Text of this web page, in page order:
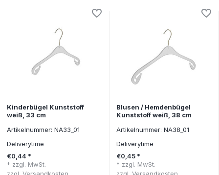
Kinderbügel Kunststoff
weiß, 33 cm
Artikelnummer: NA33_01
Deliverytime
€0,44 *
* zzgl. MwSt.
zzgl.Versandkosten
Blusen / Hemdenbügel
Kunststoff weiß, 38 cm
Artikelnummer: NA38_01
Deliverytime
€0,45 *
* zzgl. MwSt.
zzgl. Versandkosten